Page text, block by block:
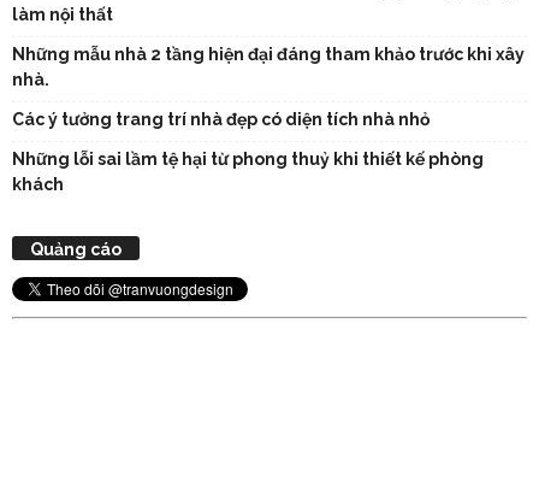
làm nội thất
Những mẫu nhà 2 tầng hiện đại đáng tham khảo trước khi xây
nhà.
Các ý tưởng trang trí nhà đẹp có diện tích nhà nhỏ
Những lỗi sai lầm tệ hại từ phong thuỷ khi thiết kế phòng
khách
Quảng cáo